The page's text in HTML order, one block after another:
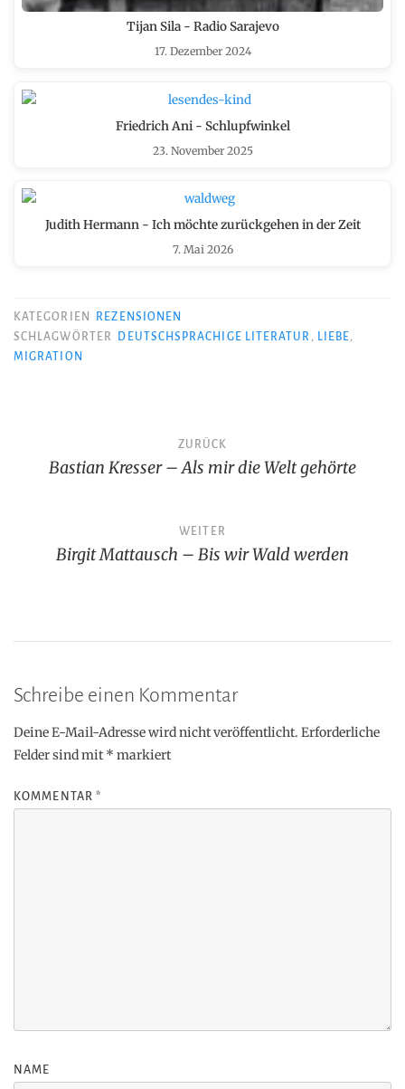
Tijan Sila - Radio Sarajevo
17. Dezember 2024
Friedrich Ani - Schlupfwinkel
23. November 2025
Judith Hermann - Ich möchte zurückgehen in der Zeit
7. Mai 2026
KATEGORIEN
REZENSIONEN
SCHLAGWÖRTER
DEUTSCHSPRACHIGE LITERATUR , LIEBE,
MIGRATION
Beitragsnavigation
ZURÜCK
Bastian Kresser – Als mir die Welt gehörte
WEITER
Birgit Mattausch – Bis wir Wald werden
Schreibe einen Kommentar
Deine E-Mail-Adresse wird nicht veröffentlicht. Erforderliche
Felder sind mit * markiert
KOMMENTAR*
NAME